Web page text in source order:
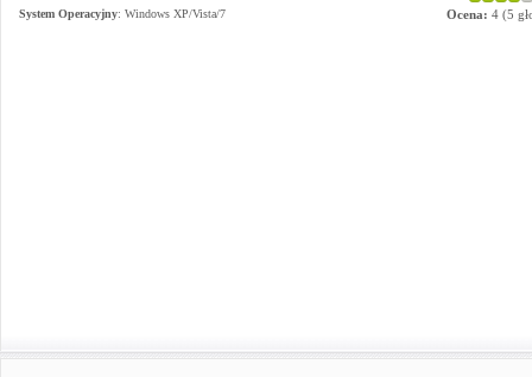
System Operacyjny: Windows XP/Vista/7 Ocena: 4 (5